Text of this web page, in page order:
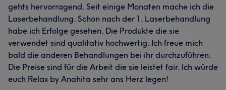
gehts hervorragend. Seit einige Monaten mache ich die
Laserbehandlung. Schon nach der 1. Laserbehandlung
habe ich Erfolge gesehen. Die Produkte die sie
verwendet sind qualitativ hochwertig. Ich freue mich
bald die anderen Behandlungen bei ihr durchzuführen.
Die Preise sind für die Arbeit die sie leistet fair. Ich würde
euch Relax by Anahita sehr ans Herz legen!